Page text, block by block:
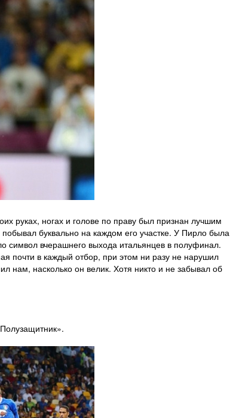
руках, ногах и голове по праву был признан лучшим
буквально на каждом его участке. У Пирло была
символ вчерашнего выхода итальянцев в полуфинал.
почти в каждый отбор, при этом ни разу не нарушил
нам, насколько он велик. Хотя никто и не забывал об